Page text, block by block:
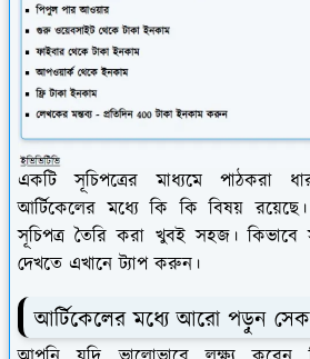
একটি সূচিপত্রের মাধ্যমে পাঠকরা
আর্টিকেলের মধ্যে কি কি বিষয় রয়েছে।
সূচিপত্র তৈরি করা খুবই সহজ। কিভাবে
দেখতে এখানে ট্যাপ করুন।
আর্টিকেলের মধ্যে আরো পড়ুন